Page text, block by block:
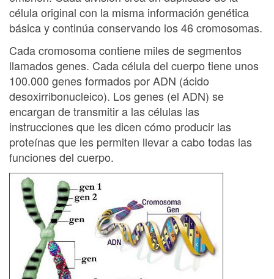
célula original con la misma información genética
básica y continúa conservando los 46 cromosomas.
Cada cromosoma contiene miles de segmentos
llamados genes. Cada célula del cuerpo tiene unos
100.000 genes formados por ADN (ácido
desoxirribonucleico). Los genes (el ADN) se
encargan de transmitir a las células las
instrucciones que les dicen cómo producir las
proteínas que les permiten llevar a cabo todas las
funciones del cuerpo.